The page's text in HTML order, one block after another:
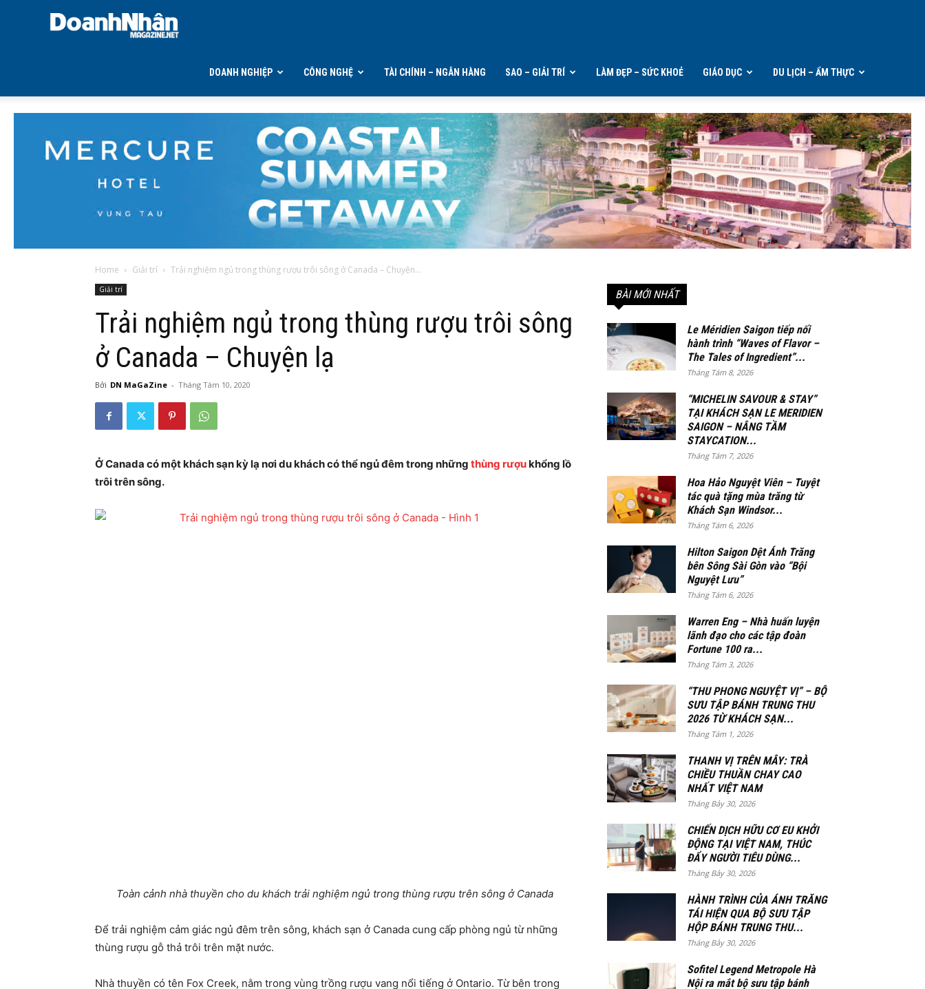
DOANH NGHIỆP CÔNG NGHỆ TÀI CHÍNH – NGÂN HÀNG SAO – GIẢI TRÍ LÀM ĐẸP – SỨC KHOẺ GIÁO DỤC DU LỊCH – ẨM THỰC
Home Giải trí Trải nghiệm ngủ trong thùng rượu trôi sông ở Canada – Chuyện...
Giải trí
Trải nghiệm ngủ trong thùng rượu trôi sông
ở Canada – Chuyện lạ
Bởi DN MaGaZine - Tháng Tám 10, 2020
Ở Canada có một khách sạn kỳ lạ nơi du khách có thể ngủ đêm trong những thùng rượukhổng lồ
trôi trên sông.
Toàn cảnh nhà thuyền cho du khách trải nghiệm ngủ trong thùng rượu trên sông ở Canada
Để trải nghiệm cảm giác ngủ đêm trên sông, khách sạn ở Canada cung cấp phòng ngủ từ những
thùng rượu gỗ thả trôi trên mặt nước.
Nhà thuyền có tên Fox Creek, nằm trong vùng trồng rượu vang nổi tiếng ở Ontario. Từ bên trong
BÀI MỚI NHẤT
Le Méridien Saigon tiếp nối
hành trình “Waves of Flavor –
The Tales of Ingredient”...
Tháng Tám 8, 2026
“MICHELIN SAVOUR & STAY”
TẠI KHÁCH SẠN LE MERIDIEN
SAIGON – NÂNG TẦM
STAYCATION...
Tháng Tám 7, 2026
Hoa Hảo Nguyệt Viên – Tuyệt
tác quà tặng mùa trăng từ
Khách Sạn Windsor...
Tháng Tám 6, 2026
Hilton Saigon Dệt Ánh Trăng
bên Sông Sài Gòn vào “Bội
Nguyệt Lưu”
Tháng Tám 6, 2026
Warren Eng – Nhà huấn luyện
lãnh đạo cho các tập đoàn
Fortune 100 ra...
Tháng Tám 3, 2026
“THU PHONG NGUYỆT VỊ” – BỘ
SƯU TẬP BÁNH TRUNG THU
2026 TỪ KHÁCH SẠN...
Tháng Tám 1, 2026
THANH VỊ TRÊN MÂY: TRÀ
CHIỀU THUẦN CHAY CAO
NHẤT VIỆT NAM
Tháng Bảy 30, 2026
CHIẾN DỊCH HỮU CƠ EU KHỞI
ĐỘNG TẠI VIỆT NAM, THÚC
ĐẨY NGƯỜI TIÊU DÙNG...
Tháng Bảy 30, 2026
HÀNH TRÌNH CỦA ÁNH TRĂNG
TÁI HIỆN QUA BỘ SƯU TẬP
HỘP BÁNH TRUNG THU...
Tháng Bảy 30, 2026
Sofitel Legend Metropole Hà
Nội ra mắt bộ sưu tập bánh